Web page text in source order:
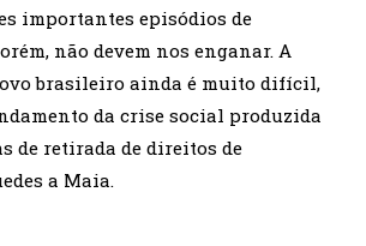
importantes episódios de
não devem nos enganar. A
brasileiro ainda é muito difícil,
da crise social produzida
de retirada de direitos de
a Maia.